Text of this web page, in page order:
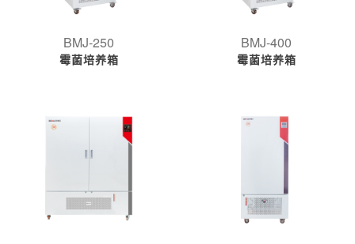
BMJ-250
霉菌培养箱
BMJ-400
霉菌培养箱